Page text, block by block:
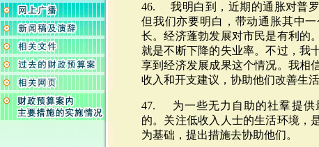
46. 我明白到，近期的通胀对普罗
但我们亦要明白，带动通胀其中
长。经济蓬勃发展对市民是有利的
就是不断下降的失业率。不过，我
享到经济发展成果这个情况。我相
收入和开支建议，协助他们改善生活
47. 为一些无力自助的社羣提供
的。关注低收入人士的生活环境，
为基础，提出措施去协助他们。